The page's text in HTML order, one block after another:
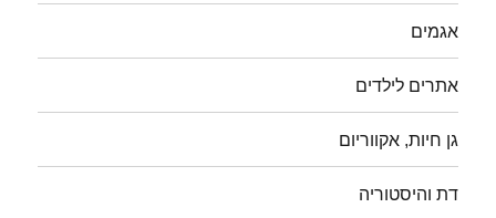
אגמים
אתרים לילדים
גן חיות, אקווריום
דת והיסטוריה